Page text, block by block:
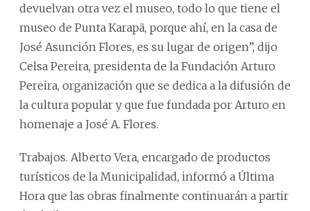
devuelvan otra vez el museo, todo lo que tiene el
museo de Punta Karapã, porque ahí, en la casa de
José Asunción Flores, es su lugar de origen”, dijo
Celsa Pereira, presidenta de la Fundación Arturo
Pereira, organización que se dedica a la difusión de
la cultura popular y que fue fundada por Arturo en
homenaje a José A. Flores.
Trabajos. Alberto Vera, encargado de productos
turísticos de la Municipalidad, informó a Última
Hora que las obras finalmente continuarán a partir